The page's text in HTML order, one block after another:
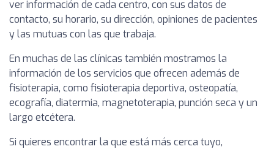
ver información de cada centro, con sus datos de
contacto, su horario, su dirección, opiniones de pacientes
y las mutuas con las que trabaja.
En muchas de las clínicas también mostramos la
información de los servicios que ofrecen además de
fisioterapia, como fisioterapia deportiva, osteopatía,
ecografía, diatermia, magnetoterapia, punción seca y un
largo etcétera.
Si quieres encontrar la que está más cerca tuyo,